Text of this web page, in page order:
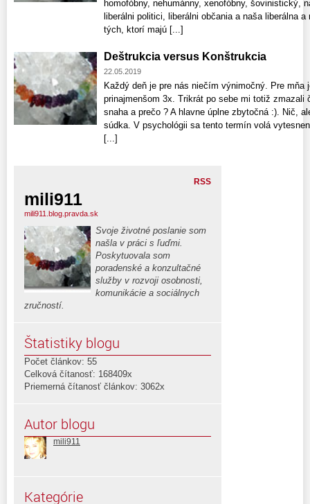
homofóbny, nehumánny, xenofóbny, šovinistický,
liberálni politici, liberálni občania a naša liberálna
tých, ktorí majú [...]
Deštrukcia versus Konštrukcia
22.05.2019
Každý deň je pre nás niečím výnimočný. Pre mňa
prinajmenšom 3x. Trikrát po sebe mi totiž
snaha a prečo ? A hlavne úplne zbytočná :). Nič,
súdka. V psychológii sa tento termín volá
[...]
RSS
mili911
mili911.blog.pravda.sk
Svoje životné poslanie som
našla v práci s ľuďmi.
Poskytuovala som
poradenské a konzultačné
služby v rozvoji osobnosti,
komunikácie a sociálnych
zručností.
Štatistiky blogu
Počet článkov: 55
Celková čítanosť: 168409x
Priemerná čítanosť článkov: 3062x
Autor blogu
mili911
Kategórie